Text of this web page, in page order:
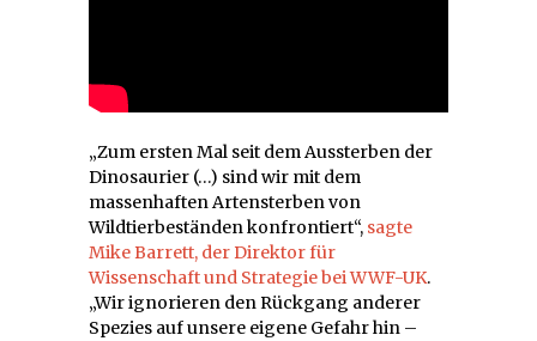
„Zum ersten Mal seit dem Aussterben der
Dinosaurier (…) sind wir mit dem
massenhaften Artensterben von
Wildtierbeständen konfrontiert“, sagte
Mike Barrett, der Direktor für
Wissenschaft und Strategie bei WWF-UK.
„Wir ignorieren den Rückgang anderer
Spezies auf unsere eigene Gefahr hin –